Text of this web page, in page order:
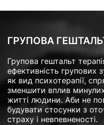
ГРУПОВА
Групова гештальт
ефективність групових
як вид психотерапії,
зменшити вплив
житті людини. Аби не
будувати стосунки з
страху і невпевненості.